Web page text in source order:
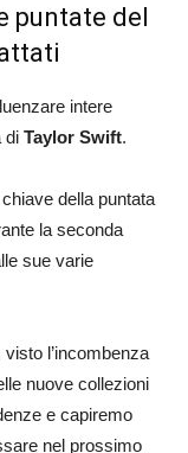
puntate del
intere
di Taylor Swift.
della puntata
la seconda
sue varie
l’incombenza
nuove collezioni
e capiremo
nel prossimo